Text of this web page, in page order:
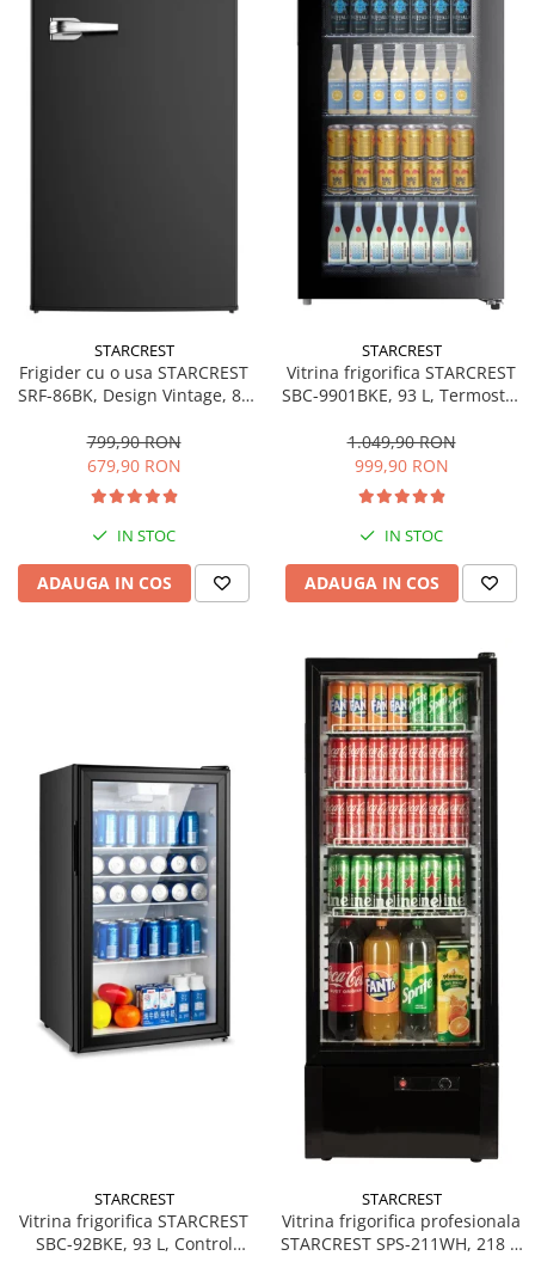
Uscatoare de par
STARCREST
Frigider cu o usa STARCREST
SRF-86BK, Design Vintage, 85
interioara, H 84 cm, Negru
799,90 RON
679,90 RON
IN STOC
ADAUGA IN COS
STARCREST
Vitrina frigorifica STARCREST
SBC-9901BKE, 93 L, Termostat
sticla, H 84.5 cm, Negru
1.049,90 RON
999,90 RON
IN STOC
ADAUGA IN COS
STARCREST
Vitrina frigorifica STARCREST
SBC-92BKE, 93 L, Control
STARCREST
Vitrina frigorifica profesionala
STARCREST SPS-211WH, 218 L,